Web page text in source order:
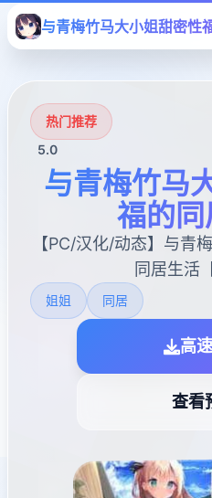
与青梅竹马大小姐甜密性
热门推荐
5.0
与青梅竹马
福的
【PC/汉化/动态】与青
同居生活
姐姐 同居
高
查看